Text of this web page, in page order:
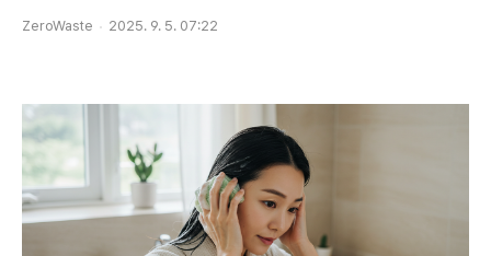
ZeroWaste 2025. 9. 5. 07:22